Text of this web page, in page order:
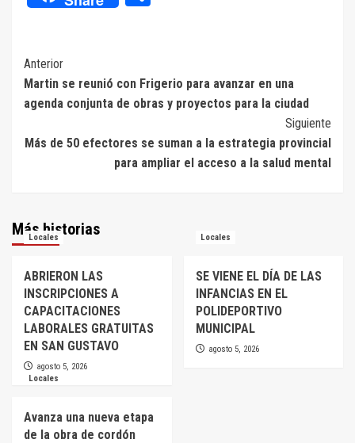
Navegación
de
entradas
Anterior
Martin se reunió con Frigerio para avanzar en una
agenda conjunta de obras y proyectos para la ciudad
Siguiente
Más de 50 efectores se suman a la estrategia provincial
para ampliar el acceso a la salud mental
Más historias
Locales
ABRIERON LAS
INSCRIPCIONES A
CAPACITACIONES
LABORALES GRATUITAS
EN SAN GUSTAVO
agosto 5, 2026
Locales
SE VIENE EL DÍA DE LAS
INFANCIAS EN EL
POLIDEPORTIVO
MUNICIPAL
agosto 5, 2026
Locales
Avanza una nueva etapa
de la obra de cordón